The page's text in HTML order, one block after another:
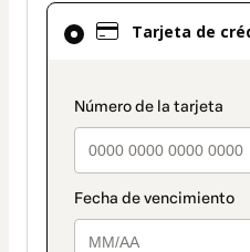
Tarjeta de
El
método
seleccionado
Tarjeta
crédito